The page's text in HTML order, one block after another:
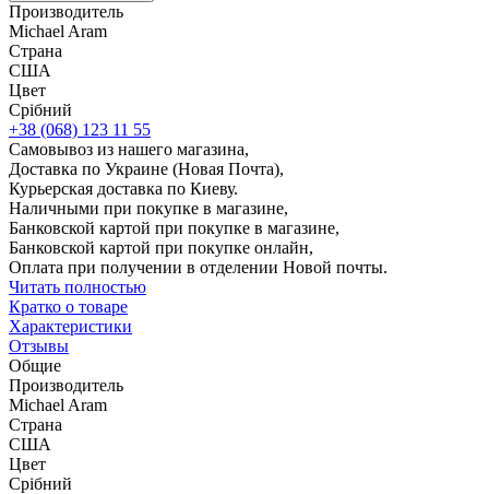
Производитель
Michael Aram
Страна
США
Цвет
Срібний
+38 (068) 123 11 55
Самовывоз из нашего магазина,
Доставка по Украине (Новая Почта),
Курьерская доставка по Киеву.
Наличными при покупке в магазине,
Банковской картой при покупке в магазине,
Банковской картой при покупке онлайн,
Оплата при получении в отделении Новой почты.
Читать полностью
Кратко о товаре
Характеристики
Отзывы
Общие
Производитель
Michael Aram
Страна
США
Цвет
Срібний